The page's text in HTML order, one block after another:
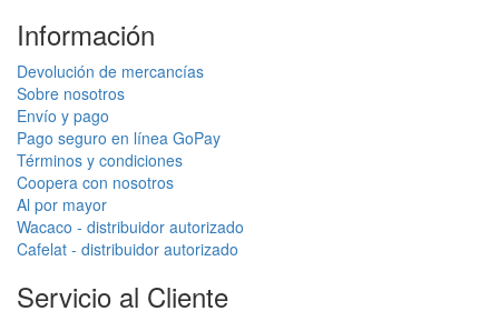
Información
Devolución de mercancías
Sobre nosotros
Envío y pago
Pago seguro en línea GoPay
Términos y condiciones
Coopera con nosotros
Al por mayor
Wacaco - distribuidor autorizado
Cafelat - distribuidor autorizado
Servicio al Cliente